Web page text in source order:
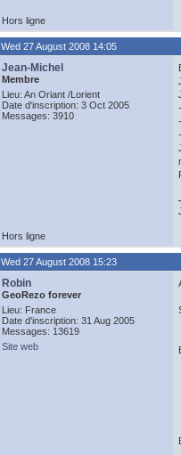
Hors ligne
Wed 27 August 2008 14:05
Jean-Michel
Membre
Lieu: An Oriant /Lorient
Date d'inscription: 3 Oct 2005
Messages: 3910
Hors ligne
Wed 27 August 2008 15:23
Robin
GeoRezo forever
Lieu: France
Date d'inscription: 31 Aug 2005
Messages: 13619
Site web